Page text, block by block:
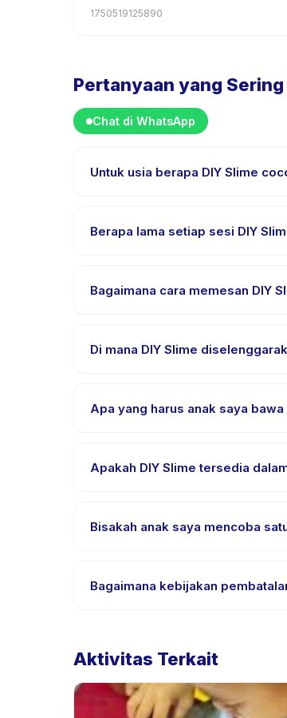
1750519125890
Pertanyaan yang
Chat di WhatsApp
Untuk usia berapa DIY Slime
mendapat tantangan yang sesuai.
Berapa lama setiap sesi DIY
Bagaimana cara memesan DIY
pembayaran berhasil.
Di mana DIY Slime
Apa yang harus anak saya bawa
Apakah DIY Slime tersedia
didukung.
Bisakah anak saya mencoba
Bagaimana kebijakan
Aktivitas Terkait